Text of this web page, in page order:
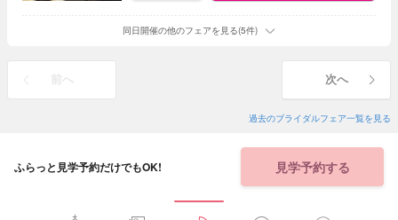
同日開催の他のフェアを見る(5件)
前へ 次へ
過去のブライダルフェア一覧を見る
ふらっと見学予約だけでもOK! 見学予約する